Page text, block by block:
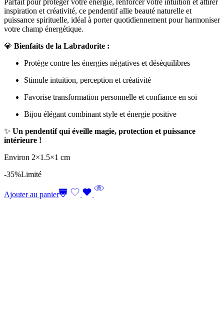
inspiration et créativité, ce pendentif allie beauté naturelle et
puissance spirituelle, idéal à porter quotidiennement pour harmoniser
votre champ énergétique.
💎 Bienfaits de la Labradorite :
Protège contre les énergies négatives et déséquilibres
Stimule intuition, perception et créativité
Favorise transformation personnelle et confiance en soi
Bijou élégant combinant style et énergie positive
✨ Un pendentif qui éveille magie, protection et puissance
intérieure !
Environ 2×1.5×1 cm
-35%Limité
Ajouter au panier